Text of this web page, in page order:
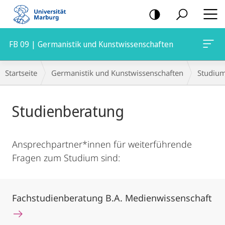
Mobile-
Navigation
FB 09 | Germanistik und Kunstwissenschaften
Breadcrumb-
Navigation
Startseite Germanistik und Kunstwissenschaften
Studienberatung
Ansprechpartner*innen für weiterführende
Fragen zum Studium sind:
Fachstudienberatung B.A. Medienwissenschaft